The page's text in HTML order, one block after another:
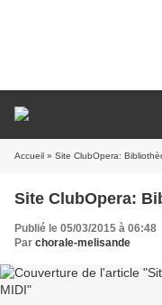
Accueil » Site ClubOpera:
Site ClubOpera:
Publié le 05/03/2015 à 06:48
Par chorale-melisande